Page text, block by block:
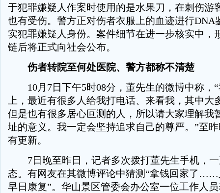
于犯罪嫌疑人作案时使用的是水果刀，在刺伤游
也有受伤。警方正对伤者衣服上的血迹进行DNA
实犯罪嫌疑人身份。案件细节在进一步核实中，
链后将正式向社会公布。
伤者转院至何处医院、警方都称不清楚
10月7日下午5时08分，董先生的微博中称，“
上，最近有很多人给我打电话、来看我，其中大
但是也有很多居心叵测的人，所以请大家理解我
址的意义。我一定会坚持追求自己的尊严。”至
有更新。
7日晚至昨日，记者多次拨打董先生手机，一
态。有网友在其微博评论中猜测“拿钱回家了
早日康复”。华山景区管委会办公室一位工作人